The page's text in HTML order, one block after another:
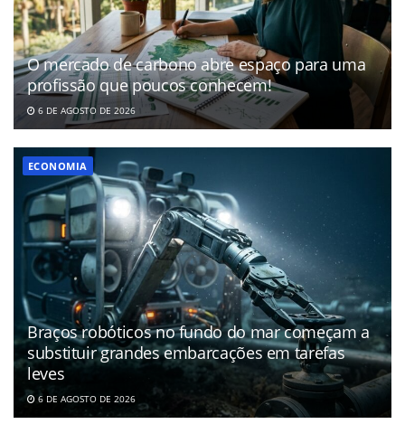
O mercado de carbono abre espaço para uma
profissão que poucos conhecem!
6 DE AGOSTO DE 2026
ECONOMIA
Braços robóticos no fundo do mar começam a
substituir grandes embarcações em tarefas
leves
6 DE AGOSTO DE 2026